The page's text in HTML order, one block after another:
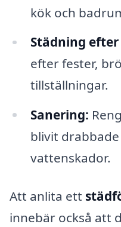
kök och
Städning
efter fester,
tillställningar.
Sanering:
blivit
vattenskador.
Att anlita ett
innebär också att